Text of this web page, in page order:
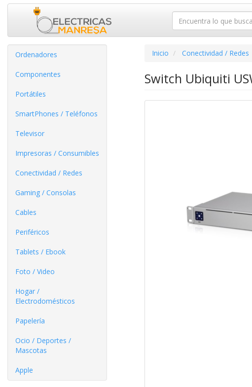
Ordenadores
Componentes
Portátiles
SmartPhones / Teléfonos
Televisor
Impresoras / Consumibles
Conectividad / Redes
Gaming / Consolas
Cables
Periféricos
Tablets / Ebook
Foto / Video
Hogar /
Electrodomésticos
Papelería
Ocio / Deportes /
Mascotas
Apple
Inicio Conectividad / Redes
Switch Ubiquiti